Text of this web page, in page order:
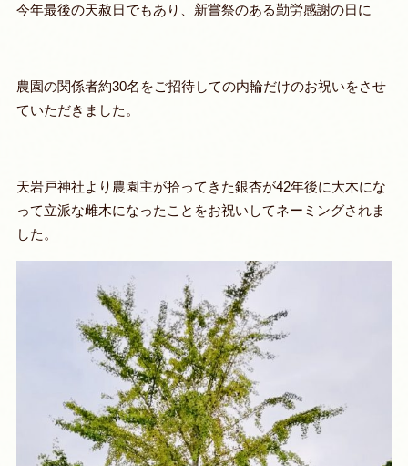
今年最後の天赦日でもあり、新嘗祭のある勤労感謝の日に
農園の関係者約30名をご招待しての内輪だけのお祝いをさせ
ていただきました。
天岩戸神社より農園主が拾ってきた銀杏が42年後に大木にな
って立派な雌木になったことをお祝いしてネーミングされま
した。